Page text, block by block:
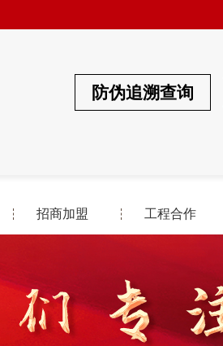
防伪追溯查询
招商加盟 工程合作